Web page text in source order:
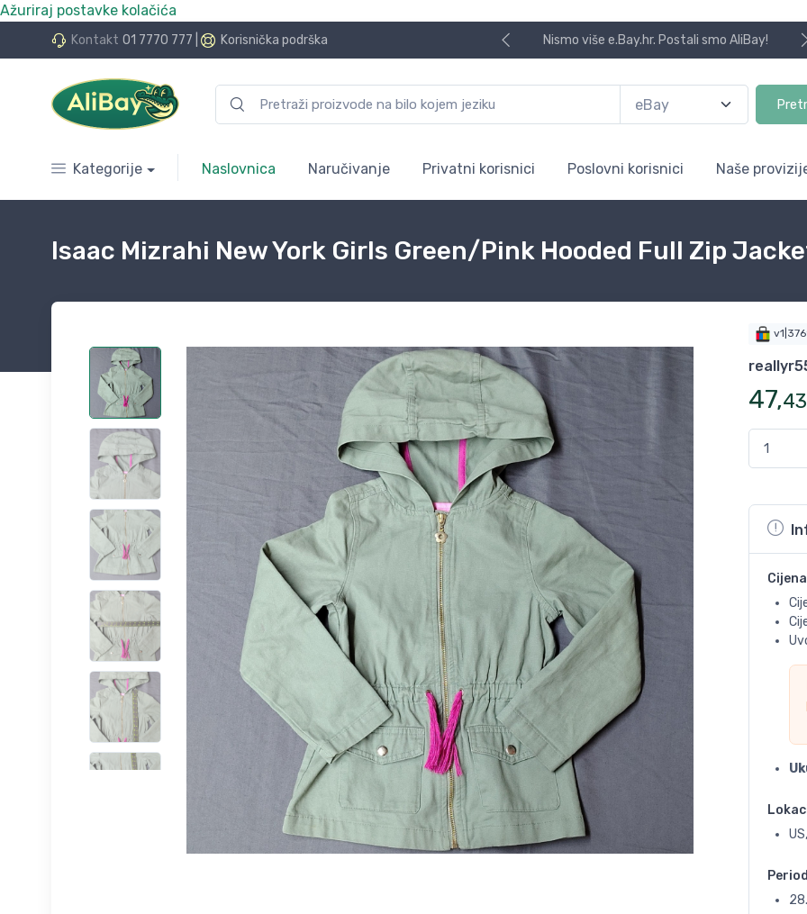
Ažuriraj postavke kolačića
Kontakt 01 7770 777 Korisnička podrška
24 rate bez kamata Nismo više e.Bay.hr. Postali smo AliBay!
Kategorije Naslovnica Naručivanje Privatni korisnici Poslovni korisnici Naše
Isaac Mizrahi New York Girls Green/Pink Hooded Full Zip
47,43
Cijena